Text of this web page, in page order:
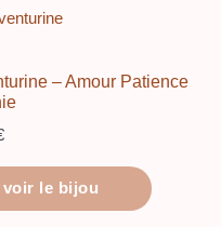
– Amour Patience
voir le bijou